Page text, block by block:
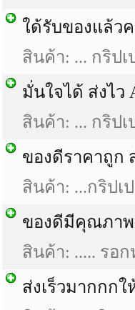
ใด้รับของแล้ว
สินค้า: ... กริปเ
มั่นใจได้ ส่งไว
สินค้า: ... กริปเ
ของดีราคาถูก
สินค้า: ...กริปเ
ของดีมีคุณภา
สินค้า: ..... รอก
ส่งเร็วมากกกใ